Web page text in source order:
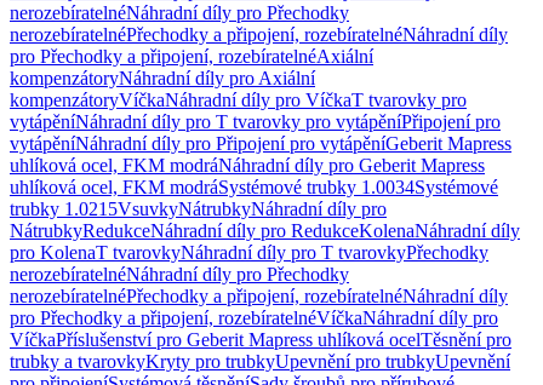
nerozebíratelnéNáhradní díly pro Přechodky
nerozebíratelnéPřechodky a připojení, rozebíratelnéNáhradní díly
pro Přechodky a připojení, rozebíratelnéAxiální
kompenzátoryNáhradní díly pro Axiální
kompenzátoryVíčkaNáhradní díly pro VíčkaT tvarovky pro
vytápěníNáhradní díly pro T tvarovky pro vytápěníPřipojení pro
vytápěníNáhradní díly pro Připojení pro vytápěníGeberit Mapress
uhlíková ocel, FKM modráNáhradní díly pro Geberit Mapress
uhlíková ocel, FKM modráSystémové trubky 1.0034Systémové
trubky 1.0215VsuvkyNátrubkyNáhradní díly pro
NátrubkyRedukceNáhradní díly pro RedukceKolenaNáhradní díly
pro KolenaT tvarovkyNáhradní díly pro T tvarovkyPřechodky
nerozebíratelnéNáhradní díly pro Přechodky
nerozebíratelnéPřechodky a připojení, rozebíratelnéNáhradní díly
pro Přechodky a připojení, rozebíratelnéVíčkaNáhradní díly pro
VíčkaPříslušenství pro Geberit Mapress uhlíková ocelTěsnění pro
trubky a tvarovkyKryty pro trubkyUpevnění pro trubkyUpevnění